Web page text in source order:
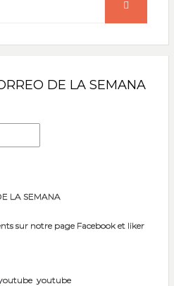
SEARCH
DE LA SEMANA
LA SEMANA
sur notre page Facebook et liker
youtube